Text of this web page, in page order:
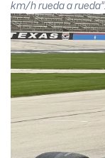
km/h rueda a rueda”.